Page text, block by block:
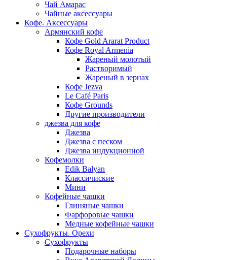
Чай Амарас
Чайные аксессуары
Кофе. Аксессуары
Армянский кофе
Кофе Gold Ararat Product
Кофе Royal Armenia
Жареный молотый
Растворимый
Жареный в зернах
Кофе Jezva
Le Café Paris
Кофе Grounds
Другие производители
джезва для кофе
Джезва
Джезва с песком
Джезва индукционной
Кофемолки
Edik Balyan
Классичиские
Мини
Кофейные чашки
Глиняные чашки
Фарфоровые чашки
Медные кофейные чашки
Сухофрукты. Орехи
Сухофрукты
Подарочные наборы